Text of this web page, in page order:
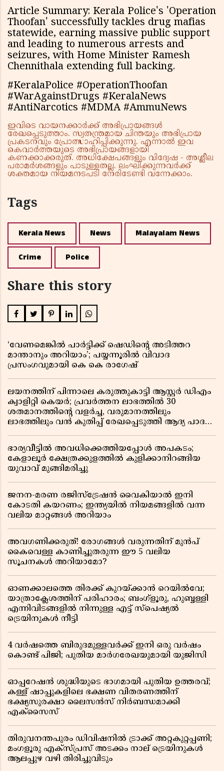
Article Summary: Kerala Police's 'Operation
Thoofan' successfully tackles drug mafias
statewide, earning massive public support
and leading to numerous arrests and
seizures, with Home Minister Ramesh
Chennithala extending full backing.
#KeralaPolice #OperationThoofan
#WarAgainstDrugs #KeralaNews
#AntiNarcotics #MDMA #AmmuNews
ഇവിടെ വായനക്കാർക്ക് അഭിപ്രായങ്ങൾ
രേഖപ്പെടുത്താം. സ്വതന്ത്രമായ ചിന്തയും അഭിപ്രായ
പ്രകടനവും പ്രോത്സാഹിപ്പിക്കുന്നു. എന്നാൽ ഇവ
കെവാർത്തയുടെ അഭിപ്രായങ്ങളായി
കണക്കാക്കരുത്. അധിക്ഷേപങ്ങളും വിദ്വേഷ - അശ്ലീല
പരാമർശങ്ങളും പാടുള്ളതല്ല. ലംഘിക്കുന്നവർക്ക്
ശക്തമായ നിയമനടപടി നേരിടേണ്ടി വന്നേക്കാം.
Tags
Kerala News News Malayalam News
Crime Police
Share this story
‘വേണമെങ്കിൽ പാർട്ടിക്ക് ഷെഡിൻ്റെ അടിത്തറ
മാന്താനും അറിയാം’; പയ്യന്നൂരിൽ വിവാദ
പ്രസംഗവുമായി കെ കെ രാഗേഷ്
ലയനത്തിന് പിന്നാലെ കരുത്തുകാട്ടി ആസ്റ്റർ ഡിഎം
ക്വാളിറ്റി കെയർ; പ്രവർത്തന ലാഭത്തിൽ 30
ശതമാനത്തിൻ്റെ വളർച്ച, വരുമാനത്തിലും
ലാഭത്തിലും വൻ കുതിപ്പ് രേഖപ്പെടുത്തി ആദ്യ പാദ
ഭാര്യവീട്ടിൽ അവധിക്കെത്തിയപ്പോൾ അപകടം;
കേളാലൂർ ക്ഷേത്രക്കുളത്തിൽ കുളിക്കാനിറങ്ങിയ
യുവാവ് മുങ്ങിമരിച്ചു
ജനന-മരണ രജിസ്ട്രേഷൻ വൈകിയാൽ ഇനി
കോടതി കയറണം; ഇന്ത്യയിൽ നിയമങ്ങളിൽ വന്ന
വലിയ മാറ്റങ്ങൾ അറിയാം
അവഗണിക്കരുത്! രോഗങ്ങൾ വരുന്നതിന് മുൻപ്
കൈവെള്ള കാണിച്ചുതരുന്ന ഈ 5 വലിയ
സൂചനകൾ അറിയാമോ?
ഓണക്കാലത്തെ തിരക്ക് കുറയ്ക്കാൻ റെയിൽവേ;
യാത്രാക്ലേശത്തിന് പരിഹാരം; ബംഗ്ളൂരു, ഹുബ്ബള്ളി
എന്നിവിടങ്ങളിൽ നിന്നുള്ള എട്ട് സ്പെഷ്യൽ
ട്രെയിനുകൾ നീട്ടി
4 വർഷത്തെ ബിരുദമുള്ളവർക്ക് ഇനി ഒരു വർഷം
കൊണ്ട് പിജി; പുതിയ മാർഗരേഖയുമായി യുജിസി
ഓപ്പറേഷൻ ശുദ്ധിയുടെ ഭാഗമായി പുതിയ ഉത്തരവ്;
കള്ള് ഷാപ്പുകളിലെ ഭക്ഷണ വിതരണത്തിന്
ഭക്ഷ്യസുരക്ഷാ ലൈസൻസ് നിർബന്ധമാക്കി
എക്സൈസ്
തിരുവനന്തപുരം ഡിവിഷനിൽ ട്രാക്ക് അറ്റകുറ്റപ്പണി;
മംഗളൂരു എക്സ്പ്രസ് അടക്കം നാല് ട്രെയിനുകൾ
ആലപ്പുഴ വഴി തിരിച്ചുവിടും